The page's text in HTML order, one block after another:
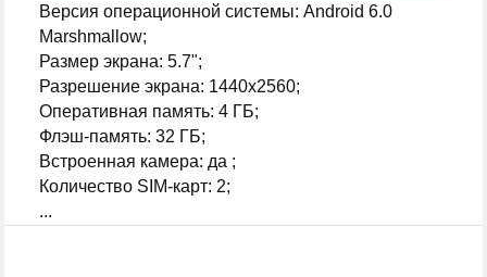
Версия операционной системы: Android 6.0
Marshmallow;
Размер экрана: 5.7";
Разрешение экрана: 1440x2560;
Оперативная память: 4 ГБ;
Флэш-память: 32 ГБ;
Встроенная камера: да ;
Количество SIM-карт: 2;
...